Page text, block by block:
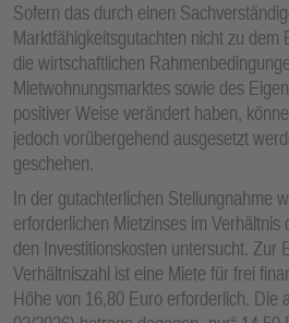
Sofern das durch einen
Marktfähigkeitsgutachten nicht zu dem
die wirtschaftlichen
Mietwohnungsmarktes sowie des
positiver Weise verändert haben,
jedoch vorübergehend ausgesetzt
geschehen.
In der gutachterlichen Stellungnahme
erforderlichen Mietzinses im Verhältnis
den Investitionskosten untersucht. Zur
Verhältniszahl ist eine Miete für frei
Höhe von 16,80 Euro erforderlich. Die